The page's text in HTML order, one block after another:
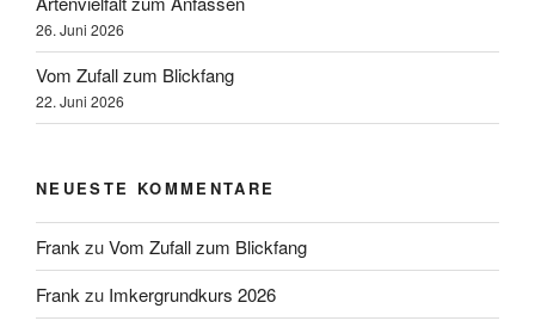
26. Juni 2026
Vom Zufall zum Blickfang
22. Juni 2026
NEUESTE KOMMENTARE
Frank zuVom Zufall zum Blickfang
Frank zu Imkergrundkurs 2026